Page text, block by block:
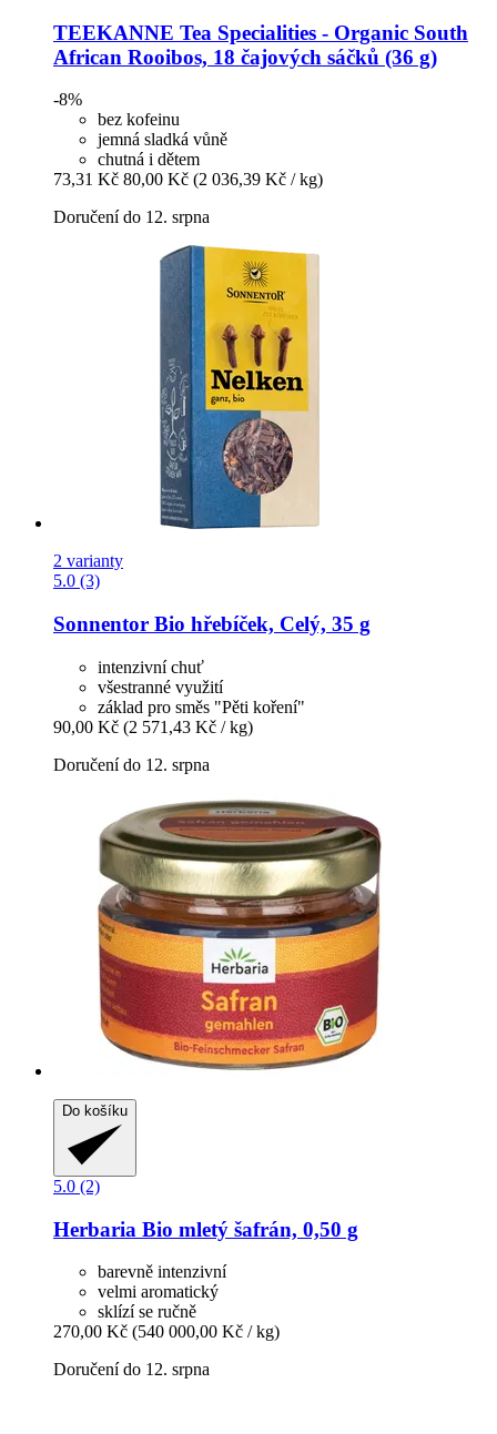
TEEKANNE Tea Specialities -​ Organic South
African Rooibos, 18 čajových sáčků (36 g)
-8%
bez kofeinu
jemná sladká vůně
chutná i dětem
73,31 Kč 80,00 Kč (2 036,39 Kč / kg)
Doručení do 12. srpna
2 varianty
5.0 (3)
Sonnentor Bio hřebíček, Celý, 35 g
intenzivní chuť
všestranné využití
základ pro směs "Pěti koření"
90,00 Kč (2 571,43 Kč / kg)
Doručení do 12. srpna
Do košíku
5.0 (2)
Herbaria Bio mletý šafrán, 0,50 g
barevně intenzivní
velmi aromatický
sklízí se ručně
270,00 Kč (540 000,00 Kč / kg)
Doručení do 12. srpna